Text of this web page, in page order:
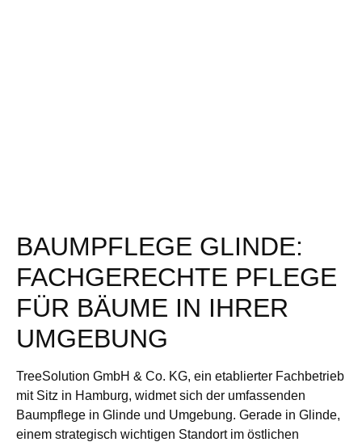
BAUMPFLEGE GLINDE:
FACHGERECHTE PFLEGE
FÜR BÄUME IN IHRER
UMGEBUNG
TreeSolution GmbH & Co. KG, ein etablierter Fachbetrieb
mit Sitz in Hamburg, widmet sich der umfassenden
Baumpflege in Glinde und Umgebung. Gerade in Glinde,
einem strategisch wichtigen Standort im östlichen